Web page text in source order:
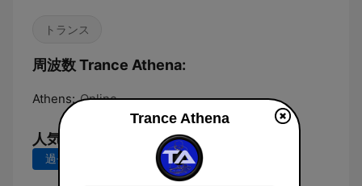
トランス
周波数 Trance Athena:
Athens: Online
人気の曲
過去7日間 過去30日間
Trance Athena